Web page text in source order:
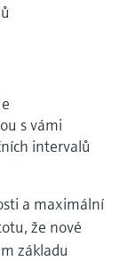
s vámi
intervalů
a maximální
že nové
základu